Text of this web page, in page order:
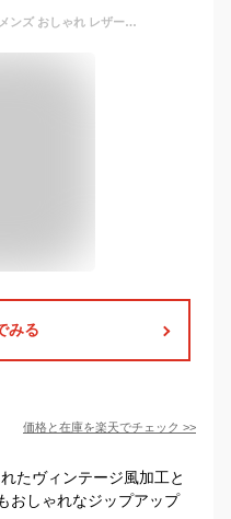
【送料無料】レザージャケット メンズ おしゃれ レザーブルゾン アウター PUレザー フェイクレザー ヴィンテージ ビンテージ ブラック 黒 M L シンプル 大人 オーバーサイズ ゆったり 大きいサイズ CavariA ユニセックス 20代 30代 40代 男性 男 服 春 春服 ファッション↑↑
みる
価格と在庫を楽天でチェック >>
たヴィンテージ風加工と
おしゃれなジップアップ